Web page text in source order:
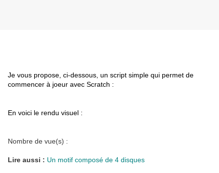
Je vous propose, ci-dessous, un script simple qui permet de
commencer à joeur avec Scratch :
En voici le rendu visuel :
Nombre de vue(s) :
Lire aussi : Un motif composé de 4 disques